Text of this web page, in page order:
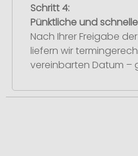
Schritt 4:
Pünktliche und
Nach Ihrer Freigabe
liefern wir
vereinbarten Datum –